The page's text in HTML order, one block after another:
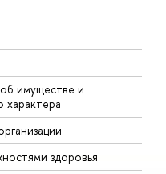
имуществе и
характера
здоровья